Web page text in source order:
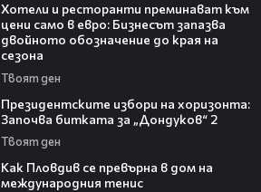
Хотели и ресторанти преминават към
цени само в евро: Бизнесът запазва
двойното обозначение до края на
сезона
Твоят ден
Президентските избори на хоризонта:
Започва битката за „Дондуков“ 2
Твоят ден
Как Пловдив се превърна в дом на
международния тенис